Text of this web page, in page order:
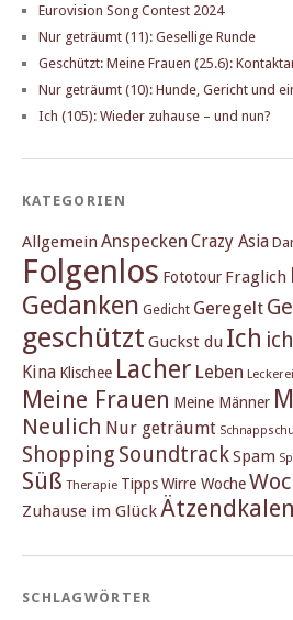
Eurovision Song Contest 2024
Nur geträumt (11): Gesellige Runde
Geschützt: Meine Frauen (25.6):
Nur geträumt (10): Hunde, Gericht und
Ich (105): Wieder zuhause – und nun?
KATEGORIEN
Allgemein Anspecken Crazy Asia
Folgenlos Fototour Fraglich
Gedanken Gedicht Geregelt
geschützt Guckst du Ich
Kina Klischee Lacher Leben Leckerei
Meine Frauen Meine Männer
Neulich Nur geträumt
Shopping SoundtrackSpam
Süß Therapie TippsWirre Woche
Zuhause im Glück
SCHLAGWÖRTER